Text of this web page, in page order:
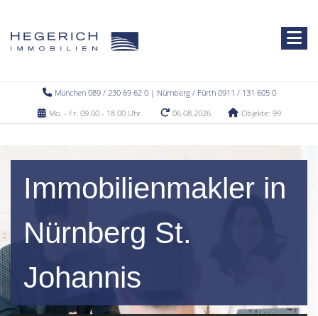
München 089 / 230 69 62 0 | Nürnberg / Fürth 0911 / 131 605 0
Mo. - Fr. 09.00 - 18.00 Uhr
06.08.2026 Objekte: 99
Immobilienmakler in
Nürnberg St.
Johannis